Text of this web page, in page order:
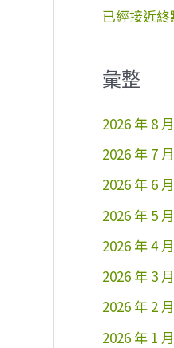
已經接近
彙整
2026 年 8 月
2026 年 7 月
2026 年 6 月
2026 年 5 月
2026 年 4 月
2026 年 3 月
2026 年 2 月
2026 年 1 月